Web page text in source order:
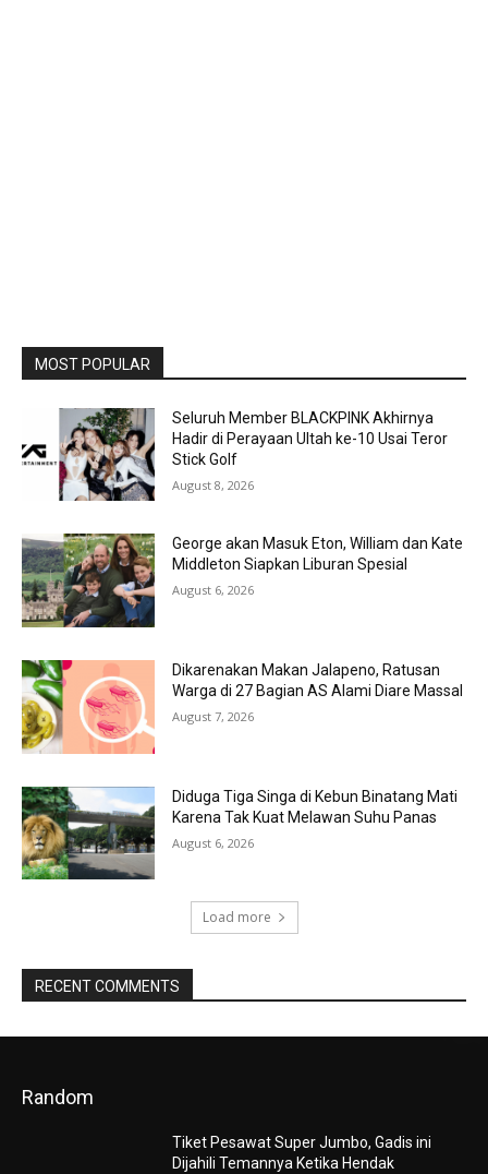
MOST POPULAR
Seluruh Member BLACKPINK Akhirnya
Hadir di Perayaan Ultah ke-10 Usai Teror
Stick Golf
August 8, 2026
George akan Masuk Eton, William dan Kate
Middleton Siapkan Liburan Spesial
August 6, 2026
Dikarenakan Makan Jalapeno, Ratusan
Warga di 27 Bagian AS Alami Diare Massal
August 7, 2026
Diduga Tiga Singa di Kebun Binatang Mati
Karena Tak Kuat Melawan Suhu Panas
August 6, 2026
Load more
RECENT COMMENTS
Random
Tiket Pesawat Super Jumbo, Gadis ini
Dijahili Temannya Ketika Hendak